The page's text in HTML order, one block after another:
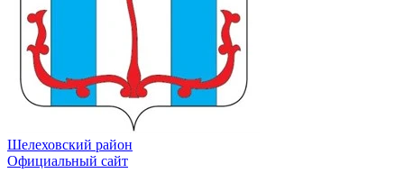
Шелеховский район
Официальный сайт